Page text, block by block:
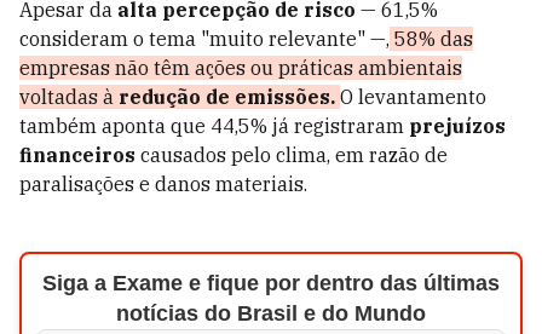
Apesar da alta percepção de risco — 61,5%
consideram o tema "muito relevante" —, 58% das
empresas não têm ações ou práticas ambientais
voltadas à redução de emissões. O levantamento
também aponta que 44,5% já registraram prejuízos
financeiros causados pelo clima, em razão de
paralisações e danos materiais.
Siga a Exame e fique por dentro das últimas
notícias do Brasil e do Mundo